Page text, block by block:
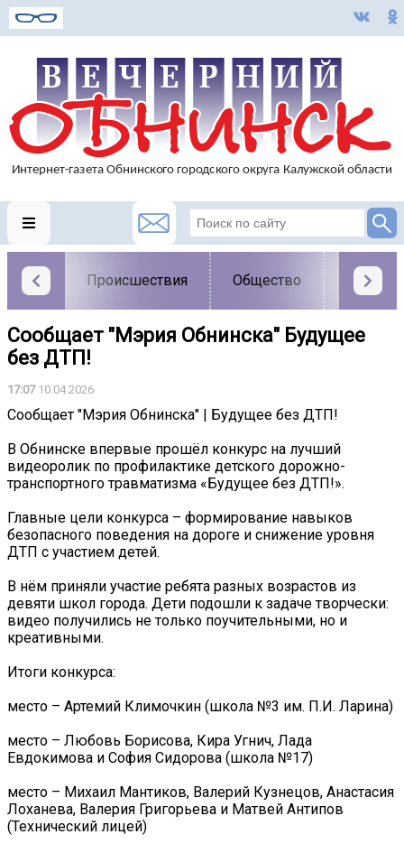
Происшествия Общество Власть
Сообщает "Мэрия Обнинска" Будущее
без ДТП!
17:0710.04.2026
Сообщает "Мэрия Обнинска" | Будущее без ДТП!
В Обнинске впервые прошёл конкурс на лучший
видеоролик по профилактике детского дорожно-
транспортного травматизма «Будущее без ДТП!».
Главные цели конкурса – формирование навыков
безопасного поведения на дороге и снижение уровня
ДТП с участием детей.
В нём приняли участие ребята разных возрастов из
девяти школ города. Дети подошли к задаче творчески:
видео получились не только поучительными, но и
креативными.
Итоги конкурса:
место – Артемий Климочкин (школа №3 им. П.И. Ларина)
место – Любовь Борисова, Кира Угнич, Лада
Евдокимова и София Сидорова (школа №17)
место – Михаил Мантиков, Валерий Кузнецов, Анастасия
Лоханева, Валерия Григорьева и Матвей Антипов
(Технический лицей)